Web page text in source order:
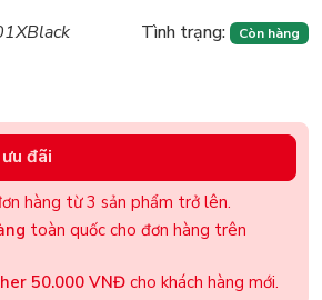
Tình trạng: Còn hàng
đãi
hàng từ 3 sản phẩm trở lên.
toàn quốc cho đơn hàng trên
50.000 VNĐ cho khách hàng mới.